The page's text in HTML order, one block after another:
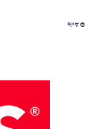
© Avis